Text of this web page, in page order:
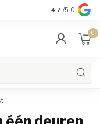
Quality &
4.7 /5.0
0